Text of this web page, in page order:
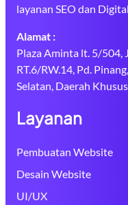
layanan SEO dan
Alamat :
Plaza Aminta lt. 5/504,
RT.6/RW.14, Pd.
Selatan, Daerah
Layanan
Pembuatan Website
Desain Website
UI/UX